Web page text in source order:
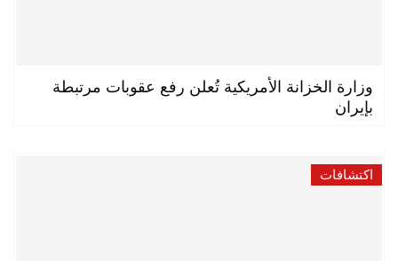
وزارة الخزانة الأمريكية تُعلن رفع عقوبات مرتبطة
بإيران
اكتشافات